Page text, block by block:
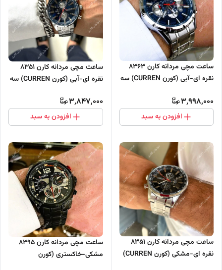
ساعت مچی مردانه کارن 8363
نقره ای-آبی (کورن CURREN) سه
3,998,000
افزودن به سبد
ساعت مچی مردانه کارن 8351
نقره ای-آبی (کورن CURREN) سه
3,847,000
افزودن به سبد
ساعت مچی مردانه کارن 8351
نقره ای-مشکی (کورن CURREN)
ساعت مچی مردانه کارن 8395
مشکی-خاکستری (کورن